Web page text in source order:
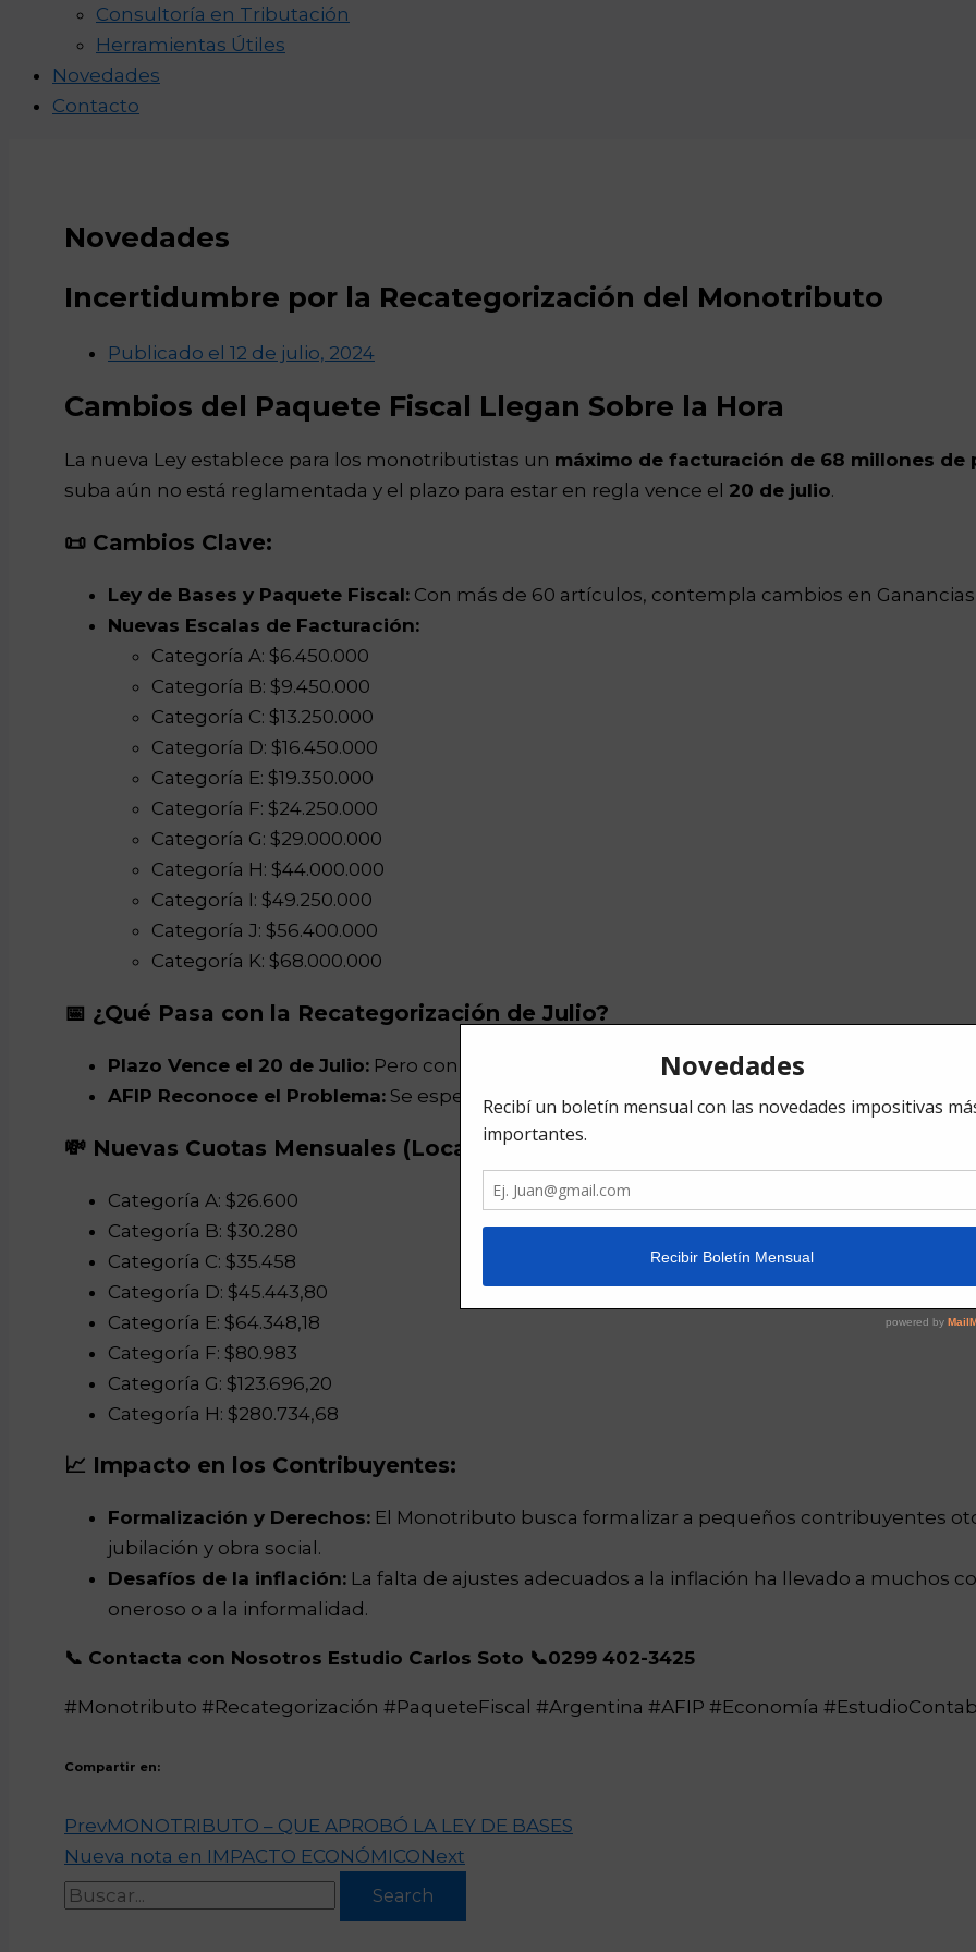
Consultoría en Tributación
Herramientas Útiles
Novedades
Contacto
Novedades
Incertidumbre por la Recategorización del Monotributo
Publicado el 12 de julio, 2024
Cambios del Paquete Fiscal Llegan Sobre la Hora
La nueva Ley establece para los monotributistas un máximo de facturación de 68 millones de
suba aún no está reglamentada y el plazo para estar en regla vence el 20 de julio.
📜 Cambios Clave:
Ley de Bases y Paquete Fiscal: Con más de 60 artículos, contempla cambios en
Nuevas Escalas de Facturación:
Categoría A: $6.450.000
Categoría B: $9.450.000
Categoría C: $13.250.000
Categoría D: $16.450.000
Categoría E: $19.350.000
Categoría F: $24.250.000
Categoría G: $29.000.000
Categoría H: $44.000.000
Categoría I: $49.250.000
Categoría J: $56.400.000
Categoría K: $68.000.000
📅 ¿Qué Pasa con la Recategorización de Julio?
Plazo Vence el 20 de Julio: Pero con las nuevas escalas aún no en vigencia, hay
AFIP Reconoce el Problema: Se espera una prórroga y anuncio de nuevo plazo para la
💸 Nuevas Cuotas Mensuales (Locaciones y Servicios):
Categoría A: $26.600
Categoría B: $30.280
Categoría C: $35.458
Categoría D: $45.443,80
Categoría E: $64.348,18
Categoría F: $80.983
Categoría G: $123.696,20
Categoría H: $280.734,68
📈 Impacto en los Contribuyentes:
Formalización y Derechos: El Monotributo busca formalizar a pequeños contribuyentes
jubilación y obra social.
Desafíos de la inflación: La falta de ajustes adecuados a la inflación ha llevado a muchos
oneroso o a la informalidad.
📞 Contacta con Nosotros Estudio Carlos Soto 📞0299 402-3425
#Monotributo #Recategorización #PaqueteFiscal #Argentina #AFIP #Economía
Compartir en:
PrevMONOTRIBUTO – QUE APROBÓ LA LEY DE BASES
Nueva nota en IMPACTO ECONÓMICONext
Search